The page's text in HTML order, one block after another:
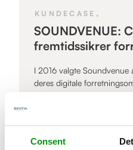
Consent
KUNDECASE ,
SOUNDVENUE:
fremtidssikrer
I 2016 valgte Soundvenue
deres digitale